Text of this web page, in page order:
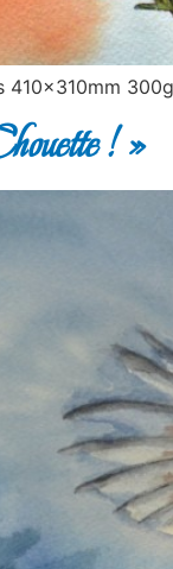
410x310mm
! »